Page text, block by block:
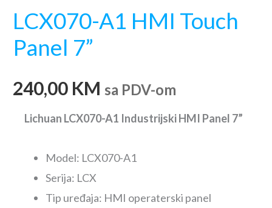
LCX070-A1 HMI Touch
Panel 7”
240,00 KM sa PDV-om
Lichuan LCX070-A1 Industrijski HMI Panel 7”
Model: LCX070-A1
Serija: LCX
Tip uređaja: HMI operaterski panel